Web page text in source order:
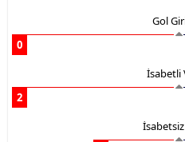
Gol
0
İsabetli
2